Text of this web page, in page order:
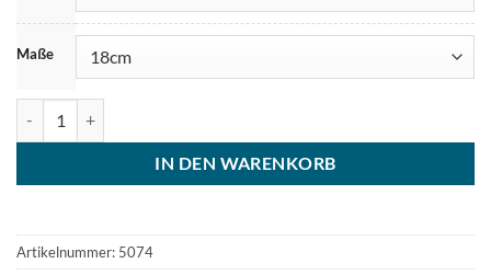
Maße
IN DEN WARENKORB
Artikelnummer: 5074